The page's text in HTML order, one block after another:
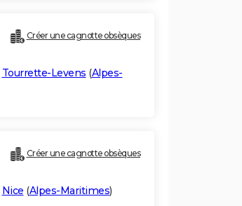
Créer une cagnotte obsèques
Tourrette-Levens (Alpes-
Créer une cagnotte obsèques
Nice (Alpes-Maritimes)